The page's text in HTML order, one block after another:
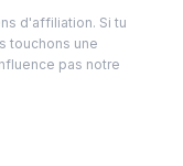
d'affiliation. Si tu
touchons une
pas notre